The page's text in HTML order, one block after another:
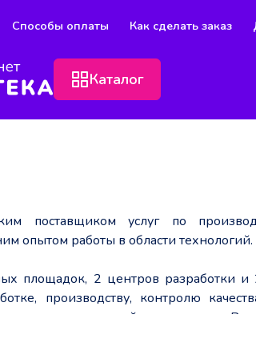
Способы оплаты Как сделать заказ
Каталог
поставщиком услуг по
опытом работы в области технологий.
площадок, 2 центров разработки и
производству, контролю
аспектам своей деятельности. Во